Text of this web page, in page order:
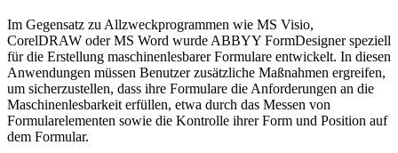
Im Gegensatz zu Allzweckprogrammen wie MS Visio,
CorelDRAW oder MS Word wurde ABBYY FormDesigner speziell
für die Erstellung maschinenlesbarer Formulare entwickelt. In diesen
Anwendungen müssen Benutzer zusätzliche Maßnahmen ergreifen,
um sicherzustellen, dass ihre Formulare die Anforderungen an die
Maschinenlesbarkeit erfüllen, etwa durch das Messen von
Formularelementen sowie die Kontrolle ihrer Form und Position auf
dem Formular.